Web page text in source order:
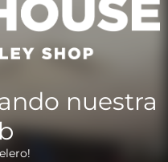
nuestra